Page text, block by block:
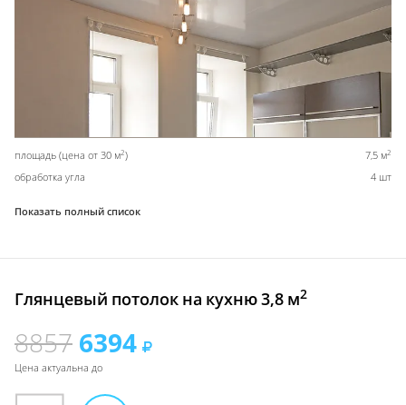
площадь (цена от 30 м2) 7,5 м2
обработка угла 4 шт
Показать полный список
Глянцевый потолок на кухню 3,8 м2
8857 6394
Цена актуальна до